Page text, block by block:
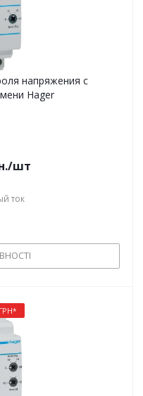
напряжения с
Hager
/шт
ток